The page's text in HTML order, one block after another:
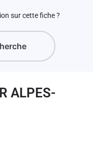
sur cette fiche ?
ALPES-